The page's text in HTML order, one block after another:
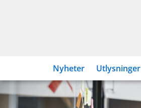
Nyheter Utlysninger